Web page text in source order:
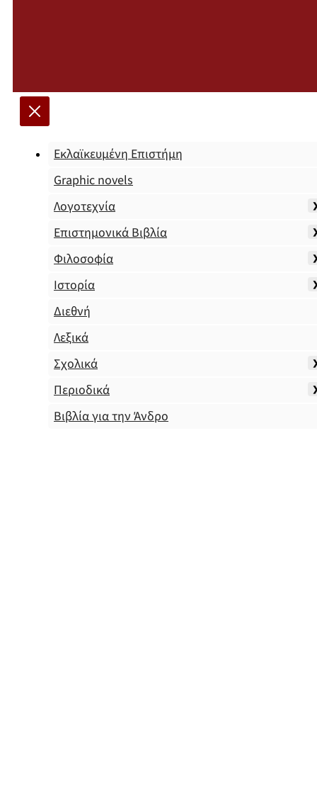
Εκλαϊκευμένη Επιστήμη
Graphic novels
Λογοτεχνία
Επιστημονικά Βιβλία
Φιλοσοφία
Ιστορία
Διεθνή
Λεξικά
Σχολικά
Περιοδικά
Βιβλία για την Άνδρο